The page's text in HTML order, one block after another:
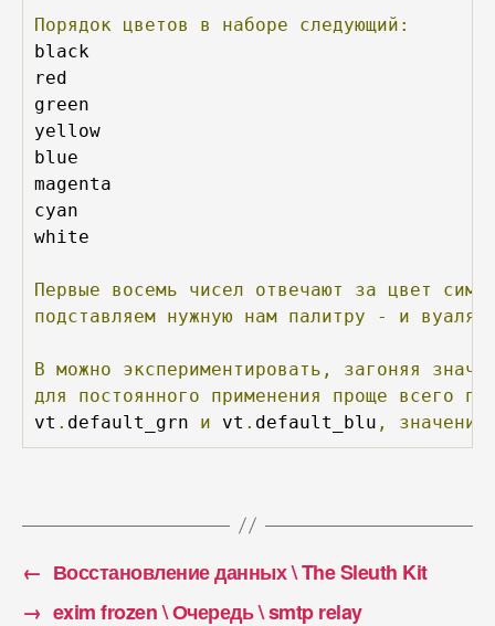
Порядок цветов в наборе
следующий:
black
red
green
yellow
blue
magenta
cyan
white
Первые восемь чисел отвечают за цвет
подставляем нужную нам палитру - и вуаля,
В можно экспериментировать, загоняя
для
постоянного применения проще всего
vt . default_grn и vt . default_blu ,
← Восстановление данных \ The Sleuth Kit
→ exim frozen \ Очередь \ smtp relay